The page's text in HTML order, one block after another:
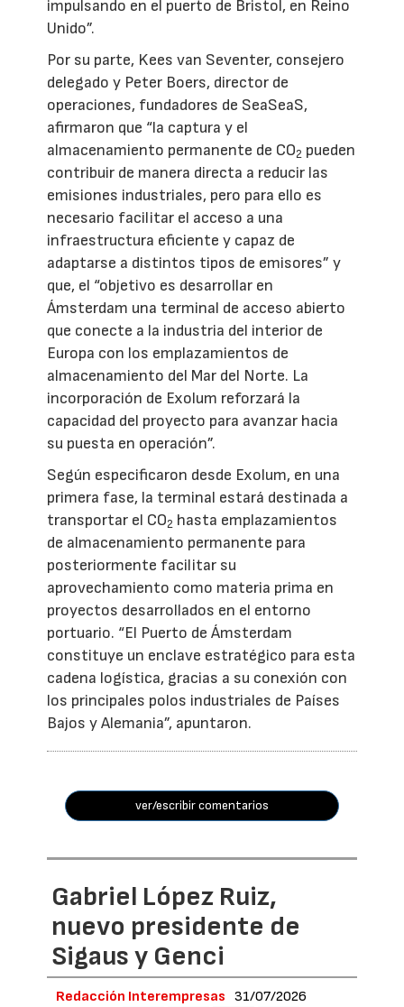
impulsando en el puerto de Bristol, en Reino
Unido”.
Por su parte, Kees van Seventer, consejero
delegado y Peter Boers, director de
operaciones, fundadores de SeaSeaS,
afirmaron que “la captura y el
almacenamiento permanente de CO2 pueden
contribuir de manera directa a reducir las
emisiones industriales, pero para ello es
necesario facilitar el acceso a una
infraestructura eficiente y capaz de
adaptarse a distintos tipos de emisores” y
que, el “objetivo es desarrollar en
Ámsterdam una terminal de acceso abierto
que conecte a la industria del interior de
Europa con los emplazamientos de
almacenamiento del Mar del Norte. La
incorporación de Exolum reforzará la
capacidad del proyecto para avanzar hacia
su puesta en operación”.
Según especificaron desde Exolum, en una
primera fase, la terminal estará destinada a
transportar el CO2 hasta emplazamientos
de almacenamiento permanente para
posteriormente facilitar su
aprovechamiento como materia prima en
proyectos desarrollados en el entorno
portuario. “El Puerto de Ámsterdam
constituye un enclave estratégico para esta
cadena logística, gracias a su conexión con
los principales polos industriales de Países
Bajos y Alemania”, apuntaron.
ver/escribir comentarios
Gabriel López Ruiz,
nuevo presidente de
Sigaus y Genci
Redacción Interempresas 31/07/2026